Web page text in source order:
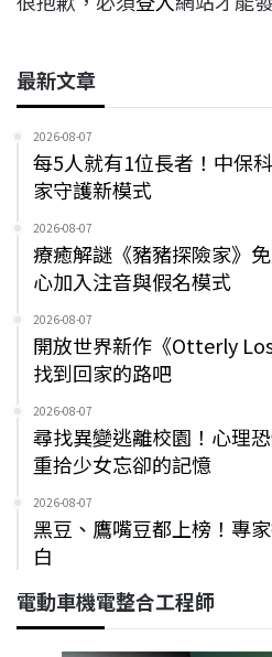
最新文章
2026-08-07
每5人就有1位長者！中保
家守護新模式
2026-08-07
療癒解謎《豬豬探險家》
心加入注音與假名模式
2026-08-07
開放世界新作《Otterly
找到回家的路吧
2026-08-07
尋找異變逃離校園！心理
重拾少女忘卻的記憶
2026-08-07
黑豆、鷹嘴豆都上榜！專
白
電動車機電整合工程師